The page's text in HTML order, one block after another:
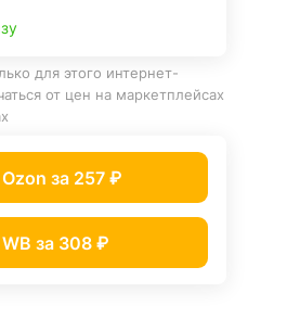
для этого интернет-
от цен на маркетплейсах
за 257 ₽
за 308 ₽